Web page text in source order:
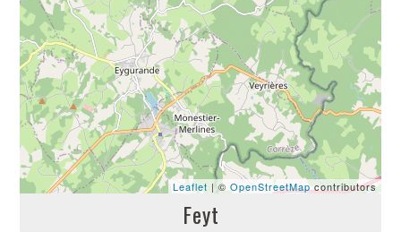
Leaflet | © OpenStreetMap contributors
Feyt